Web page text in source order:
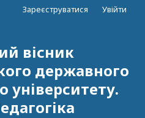
вісник
державного
університету.
Зареєструватися Увійти